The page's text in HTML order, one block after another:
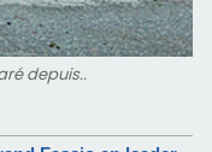
depuis..